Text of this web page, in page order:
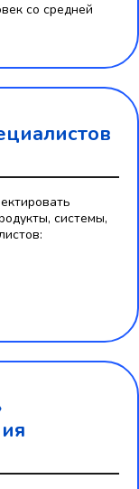
со средней
системы,